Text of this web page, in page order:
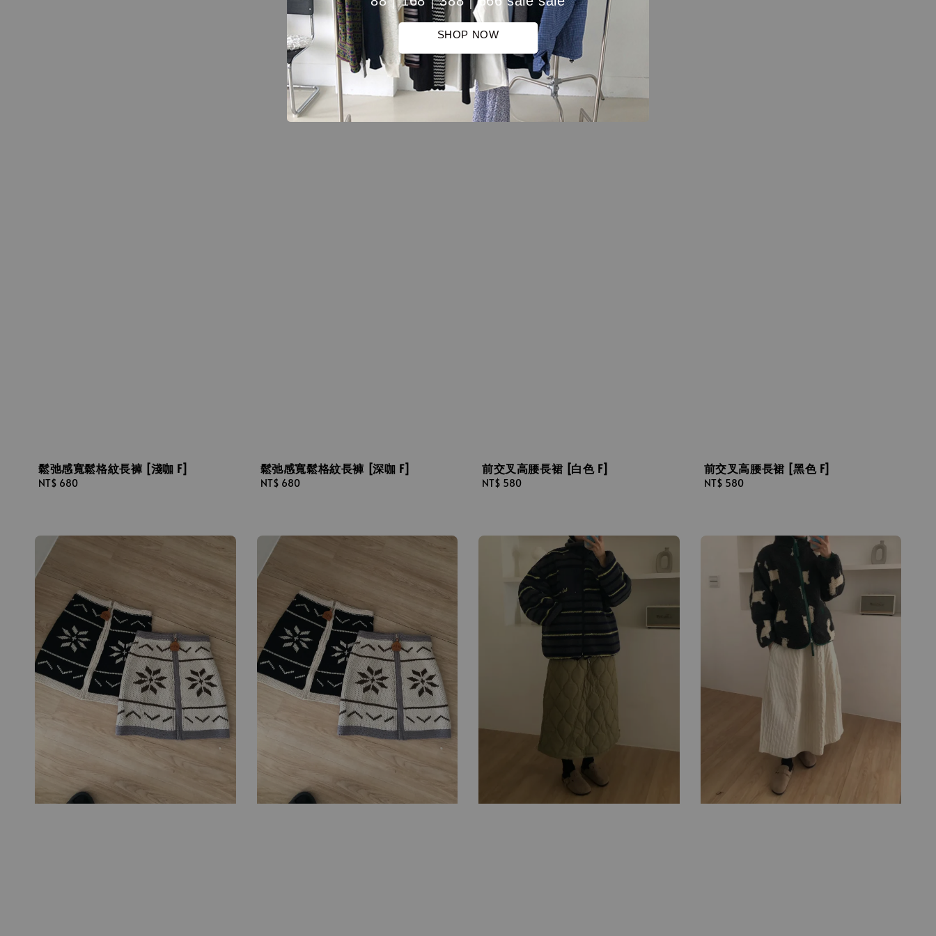
SHOP NOW
鬆弛感寬鬆格紋長褲 [淺咖 F]
Regular
NT$ 680
鬆弛感寬鬆格紋長褲 [深咖 F]
Regular
NT$ 680
前交叉高腰長裙 [白色 F]
Regular
NT$ 580
前交叉高腰長裙 [黑色 F]
Regular
NT$ 580